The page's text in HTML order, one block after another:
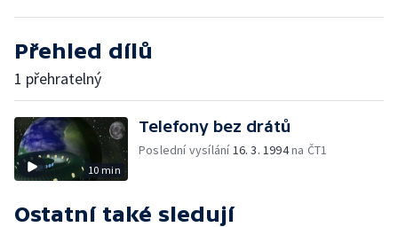
Přehled dílů
1 přehratelný
10 min
Telefony bez drátů
Poslední vysílání16. 3. 1994na ČT1
Ostatní také sledují